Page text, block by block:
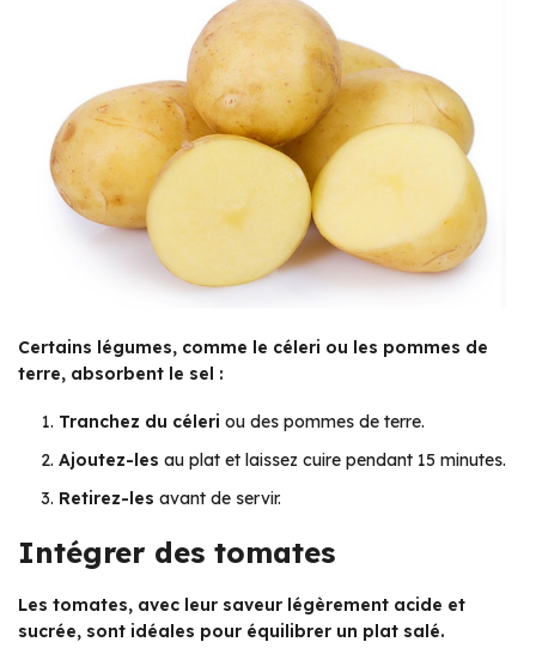
Certains légumes, comme le céleri ou les pommes de
terre, absorbent le sel :
Tranchez du céleri ou des pommes de terre.
Ajoutez-les au plat et laissez cuire pendant 15 minutes.
Retirez-les avant de servir.
Intégrer des tomates
Les tomates, avec leur saveur légèrement acide et
sucrée, sont idéales pour équilibrer un plat salé.